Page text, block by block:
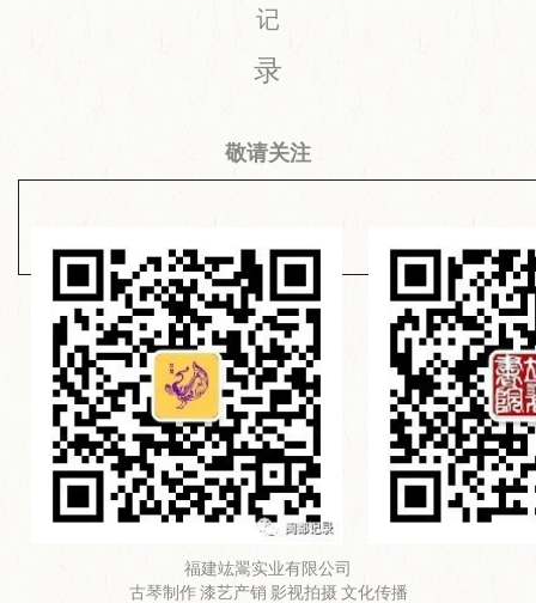
记
录
敬请关注
福建竑翯实业有限公司
古琴制作 漆艺产销 影视拍摄 文化传播